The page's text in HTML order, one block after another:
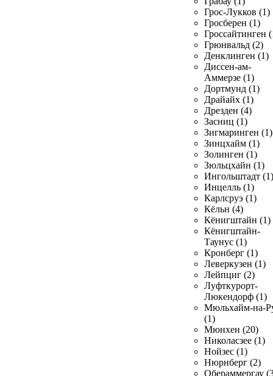
Грос-Лукков (1)
Гросберен (1)
Гроссайтинген
Грюнвальд (2)
Денклинген (1)
Диссен-ам-
Аммерзе (1)
Дортмунд (1)
Драйайх (1)
Дрезден (4)
Засниц (1)
Зигмаринген (1)
Зинцхайм (1)
Золинген (1)
Зюльцхайн (1)
Ингольштадт (1)
Инцелль (1)
Карлсруэ (1)
Кёльн (4)
Кёнигштайн (1)
Кёнигштайн-
Таунус (1)
Кронберг (1)
Леверкузен (1)
Лейпциг (2)
Луфткурорт-
Люкендорф (1)
Мюльхайм-на-
(1)
Мюнхен (20)
Николасзее (1)
Нойзес (1)
Нюрнберг (2)
Обераммергау